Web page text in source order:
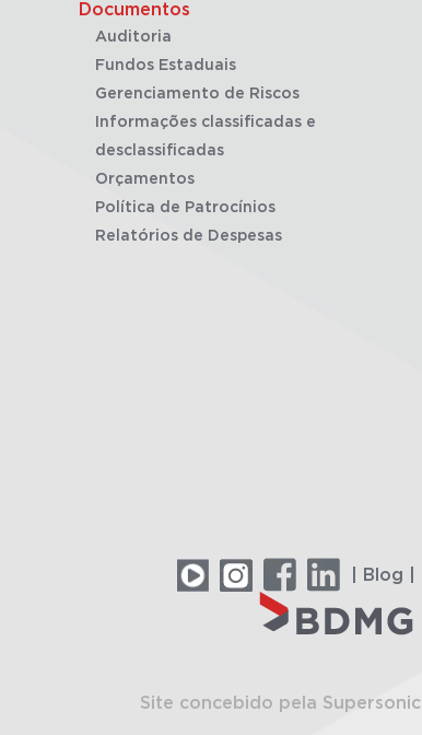
Documentos
Auditoria
Fundos Estaduais
Gerenciamento de Riscos
Informações classificadas e
desclassificadas
Orçamentos
Política de Patrocínios
Relatórios de Despesas
| Blog |
Site concebido pela Supersonic